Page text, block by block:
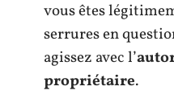
vous êtes
serrures en
agissez avec l’
propriétaire.